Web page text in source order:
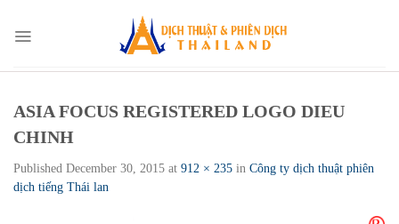
content
ASIA FOCUS REGISTERED LOGO DIEU
CHINH
Published December 30, 2015 at 912 × 235 in Công ty dịch thuật phiên
dịch tiếng Thái lan